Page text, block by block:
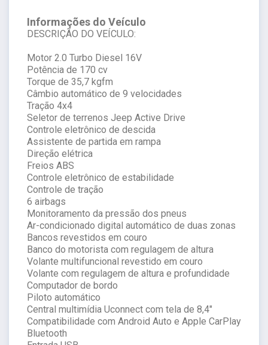
Informações do Veículo
DESCRIÇÃO DO VEÍCULO:
Motor 2.0 Turbo Diesel 16V
Potência de 170 cv
Torque de 35,7 kgfm
Câmbio automático de 9 velocidades
Tração 4x4
Seletor de terrenos Jeep Active Drive
Controle eletrônico de descida
Assistente de partida em rampa
Direção elétrica
Freios ABS
Controle eletrônico de estabilidade
Controle de tração
6 airbags
Monitoramento da pressão dos pneus
Ar-condicionado digital automático de duas zonas
Bancos revestidos em couro
Banco do motorista com regulagem de altura
Volante multifuncional revestido em couro
Volante com regulagem de altura e profundidade
Computador de bordo
Piloto automático
Central multimídia Uconnect com tela de 8,4"
Compatibilidade com Android Auto e Apple CarPlay
Bluetooth